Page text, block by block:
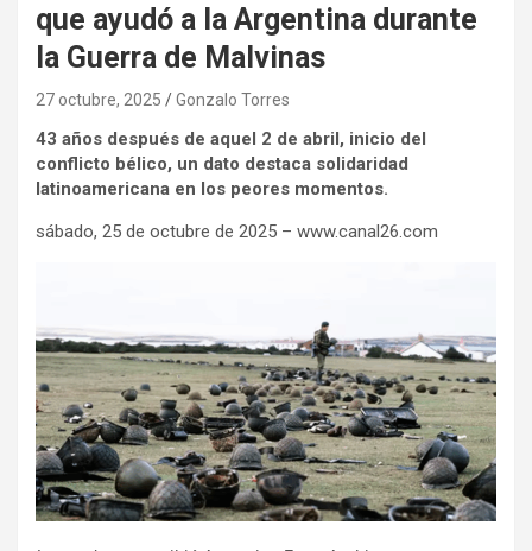
que ayudó a la Argentina durante
la Guerra de Malvinas
27 octubre, 2025 Gonzalo Torres
43 años después de aquel 2 de abril, inicio del
conflicto bélico, un dato destaca solidaridad
latinoamericana en los peores momentos.
sábado, 25 de octubre de 2025 – www.canal26.com